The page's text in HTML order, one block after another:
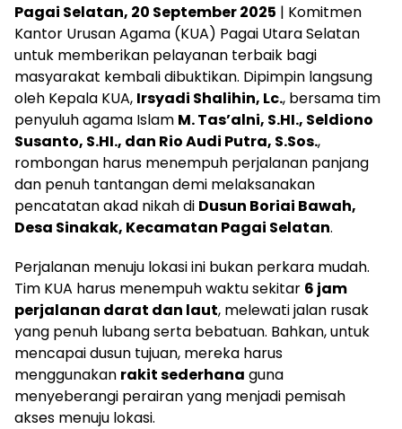
Pagai Selatan, 20 September 2025 | Komitmen
Kantor Urusan Agama (KUA) Pagai Utara Selatan
untuk memberikan pelayanan terbaik bagi
masyarakat kembali dibuktikan. Dipimpin langsung
oleh Kepala KUA, Irsyadi Shalihin, Lc., bersama tim
penyuluh agama Islam M. Tas’alni, S.HI., Seldiono
Susanto, S.HI., dan Rio Audi Putra, S.Sos.,
rombongan harus menempuh perjalanan panjang
dan penuh tantangan demi melaksanakan
pencatatan akad nikah di Dusun Boriai Bawah,
Desa Sinakak, Kecamatan Pagai Selatan.
Perjalanan menuju lokasi ini bukan perkara mudah.
Tim KUA harus menempuh waktu sekitar 6 jam
perjalanan darat dan laut, melewati jalan rusak
yang penuh lubang serta bebatuan. Bahkan, untuk
mencapai dusun tujuan, mereka harus
menggunakan rakit sederhana guna
menyeberangi perairan yang menjadi pemisah
akses menuju lokasi.